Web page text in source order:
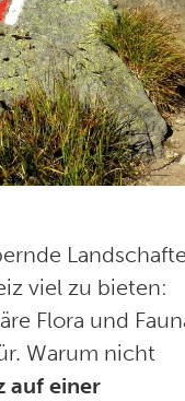
viel zu bieten:
Flora und
Warum nicht
auf einer